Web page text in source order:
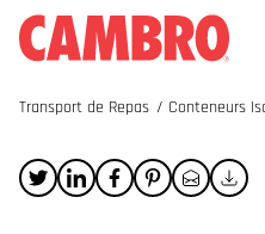
Transport de Repas / Conteneurs